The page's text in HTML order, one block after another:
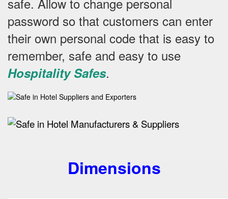
password so that customers can enter
their own personal code that is easy to
remember, safe and easy to use
Hospitality Safes.
Dimensions